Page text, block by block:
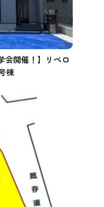
会開催！】リベロ
棟